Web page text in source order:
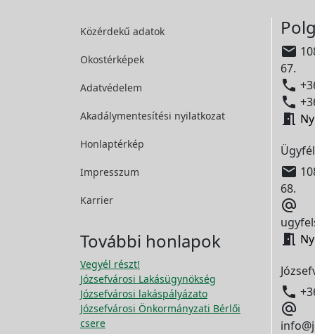
Közérdekű adatok
Okostérképek
Adatvédelem
Akadálymentesítési nyilatkozat
Honlaptérkép
Impresszum
Karrier
További honlapok
Vegyél részt!
Józsefvárosi Lakásügynökség
Józsefvárosi lakáspályázato
Józsefvárosi Önkormányzati Bérlői
csere

67.




68.



